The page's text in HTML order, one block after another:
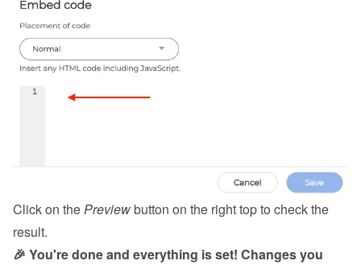
Click on the Preview button on the right top to check the
result.
🎉 You're done and everything is set! Changes you